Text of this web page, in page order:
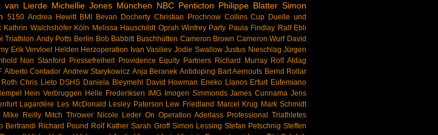
van Lierde Michellie Jones München NBC Penticton Philippe Blatter Simon
5150 Andrea Hewitt BMI Bevan Docherty Christian Prochnow Collins Cup Duelle und
Kathrin Walchshöfer Köln Melissa Hauschildt Oprah Winfrey Party Paula Findlay Ralf Ebli
Triathlon Andy Potts Berlin Bob Babbitt Buschhütten Cameron Brown Cameron Wurf David
Erik Vervloet Helden Herzoperation Ivan Vasiliev Jodie Swallow Justus Nieschlag Jürgen
Non Stanford Pressefreiheit Providence Equity Partners Richard Murray Rolf Aldag
Alberto Contador Andrew Starykowicz Anja Beranek Antidoping Bart Aernouts Bernd Rollar
Chris Lieto DSHS Daniela Bleymehl David Howman Eneko Llanos Erfurt Eufemiano
Hein Verbruggen Helle Frederiksen IMG Imogen Simmonds James Cunnama Jens
Lagardère Les McDonald Lesley Paterson Lew Friedland Marcel Krug Mark Schmidt
Mike Reilly Mitch Thrower Nicole Leder On Operation Aderlass Professional Triathletes
Bertrandi Richard Pound Rolf Kather Sarah Groff Simon Lessing Stefan Petschnig Steffen